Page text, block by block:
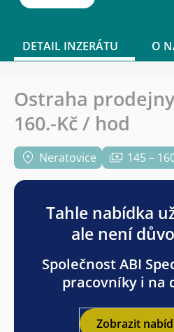
DETAIL INZERÁTU O
Ostraha
160.-Kč / hod
Neratovice 145 –
Tahle nabídka
ale není
Společnost ABI
pracovníky i na
Zobrazit